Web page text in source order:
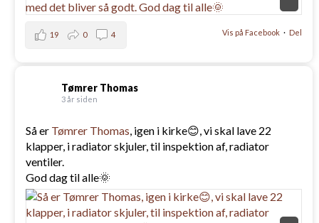
Vis på Facebook · Del
19 0 4
Tømrer Thomas
3 år siden
Så er Tømrer Thomas, igen i kirke😊, vi skal lave 22
klapper, i radiator skjuler, til inspektion af, radiator
ventiler.
God dag til alle🌞